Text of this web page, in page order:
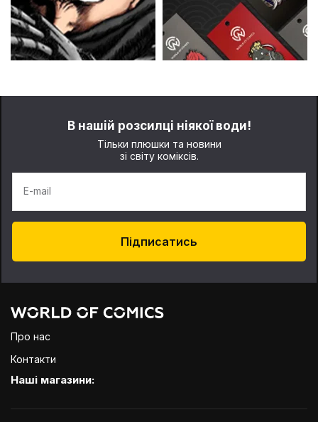
В нашій розсилці ніякої води!
Тільки плюшки та новини
зі світу коміксів.
E-mail
Підписатись
Про нас
Контакти
Наші магазини: